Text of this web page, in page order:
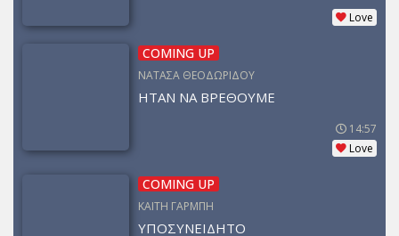
Love
COMING UP
ΝΑΤΑΣΑ ΘΕΟΔΩΡΙΔΟΥ
ΗΤΑΝ ΝΑ ΒΡΕΘΟΥΜΕ
14:57
Love
COMING UP
ΚΑΙΤΗ ΓΑΡΜΠΗ
ΥΠΟΣΥΝΕΙΔΗΤΟ